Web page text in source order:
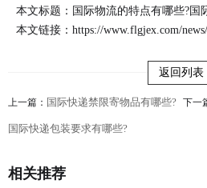
本文标题：国际物流的特点有哪些?国
本文链接： https://www.flgjex.com/
返回列表
上一篇： 国际快递禁限寄物品有哪些?
国际快递包装要求有哪些?
下一
相关推荐